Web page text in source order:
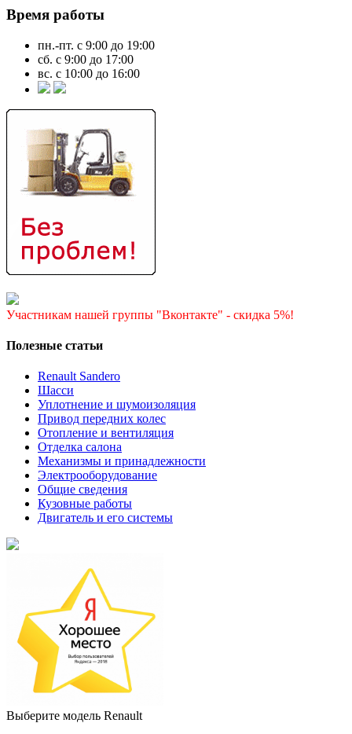
Время работы
пн.-пт. с 9:00 до 19:00
сб. с 9:00 до 17:00
вс. с 10:00 до 16:00
Участникам нашей группы "Вконтакте" - скидка 5%!
Полезные статьи
Renault Sandero
Шасси
Уплотнение и шумоизоляция
Привод передних колес
Отопление и вентиляция
Отделка салона
Механизмы и принадлежности
Электрооборудование
Общие сведения
Кузовные работы
Двигатель и его системы
Выберите модель Renault